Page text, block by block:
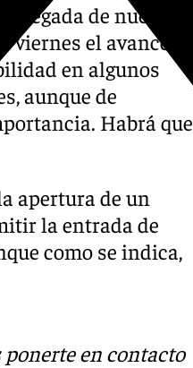
llegada de nuevos
el avance de
en algunos
aunque de
Habrá que
apertura de un
la entrada de
como se indica,
ponerte en contacto